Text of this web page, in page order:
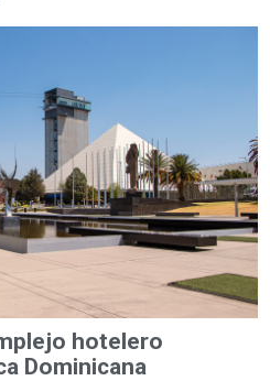
hotelero
Dominicana